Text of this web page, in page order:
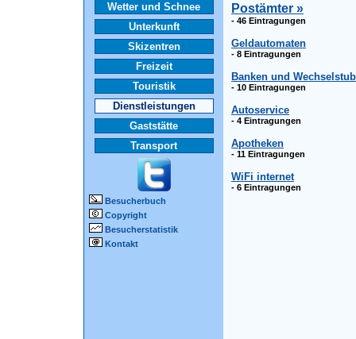
Wetter und Schnee
Unterkunft
Skizentren
Freizeit
Touristik
Dienstleistungen
Gaststätte
Transport
Besucherbuch
Copyright
Besucherstatistik
Kontakt
Postämter »
- 46 Eintragungen
Geldautomaten
- 8 Eintragungen
Banken und
- 10 Eintragungen
Autoservice
- 4 Eintragungen
Apotheken
- 11 Eintragungen
WiFi internet
- 6 Eintragungen